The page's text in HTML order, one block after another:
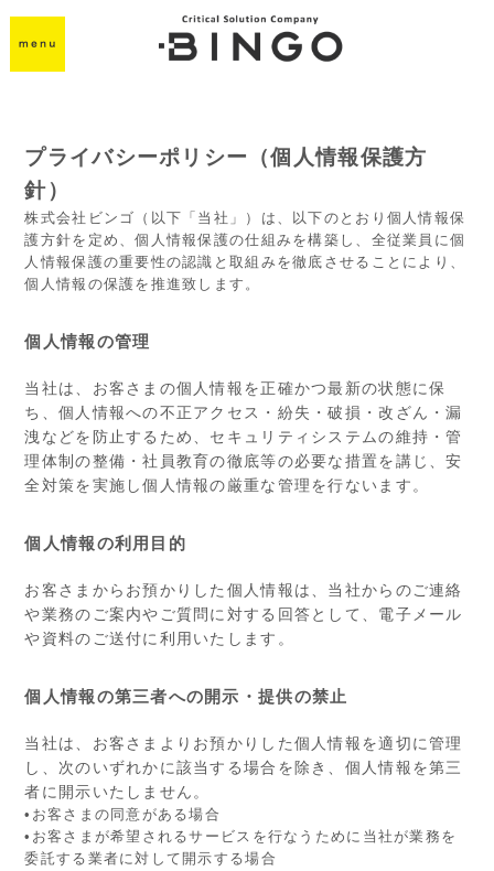
プライバシーポリシー（個人情報保護方
針）
株式会社ビンゴ（以下「当社」）は、以下のとおり個人情報保
護方針を定め、個人情報保護の仕組みを構築し、全従業員に個
人情報保護の重要性の認識と取組みを徹底させることにより、
個人情報の保護を推進致します。
個人情報の管理
当社は、お客さまの個人情報を正確かつ最新の状態に保
ち、個人情報への不正アクセス・紛失・破損・改ざん・漏
洩などを防止するため、セキュリティシステムの維持・管
理体制の整備・社員教育の徹底等の必要な措置を講じ、安
全対策を実施し個人情報の厳重な管理を行ないます。
個人情報の利用目的
お客さまからお預かりした個人情報は、当社からのご連絡
や業務のご案内やご質問に対する回答として、電子メール
や資料のご送付に利用いたします。
個人情報の第三者への開示・提供の禁止
当社は、お客さまよりお預かりした個人情報を適切に管理
し、次のいずれかに該当する場合を除き、個人情報を第三
者に開示いたしません。
•お客さまの同意がある場合
•お客さまが希望されるサービスを行なうために当社が業務を
委託する業者に対して開示する場合